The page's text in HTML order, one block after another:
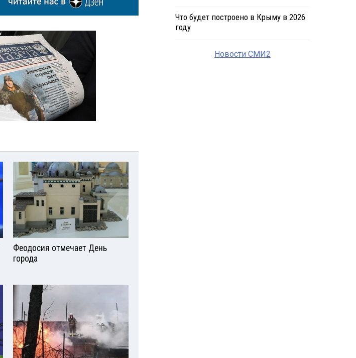
Феодосия отмечает День
города
Что будет построено в Крыму в 2026
году
Новости СМИ2